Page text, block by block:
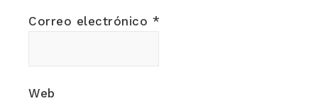
Correo electrónico *
Web